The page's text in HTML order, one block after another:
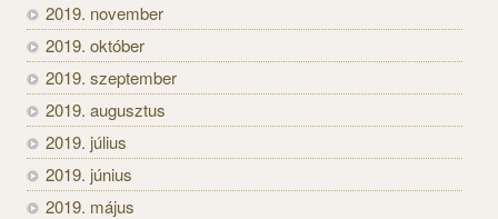
2019. november
2019. október
2019. szeptember
2019. augusztus
2019. július
2019. június
2019. május